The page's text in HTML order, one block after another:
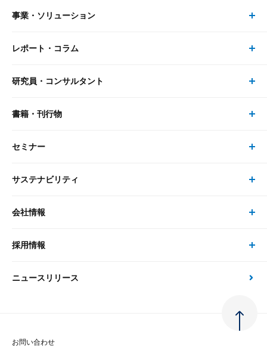
事業・ソリューション
事業・ソリューション トップ
リサーチ
大和総研の強み
先端テクノロジーに基づく新たな価値の創出
レポート・コラム
レポート・コラム トップ
最新のレポート・コラム
政策分析
研究員・コンサルタント
研究員・コンサルタント トップ
研究員
書籍・刊行物
書籍・刊行物 トップ
書籍
セミナー
セミナー トップ
現在受付中のセミナー・イベント
サステナビリティ
サステナビリティの取り組み
次世代社会への貢献
会社情報
会社情報 トップ
会社概要・役員一覧
採用情報
採用情報 トップ
ニュースリリース
お問い合わせ